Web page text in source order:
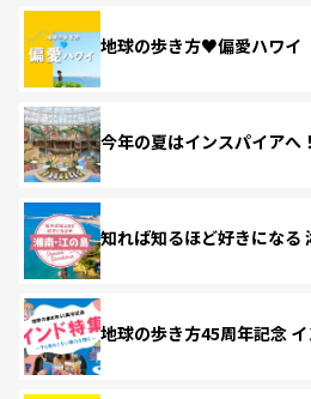
地球の歩き方♥偏愛ハワイ
今年の夏はインスパイアへ！
知れば知るほど好きになる
地球の歩き方45周年記念